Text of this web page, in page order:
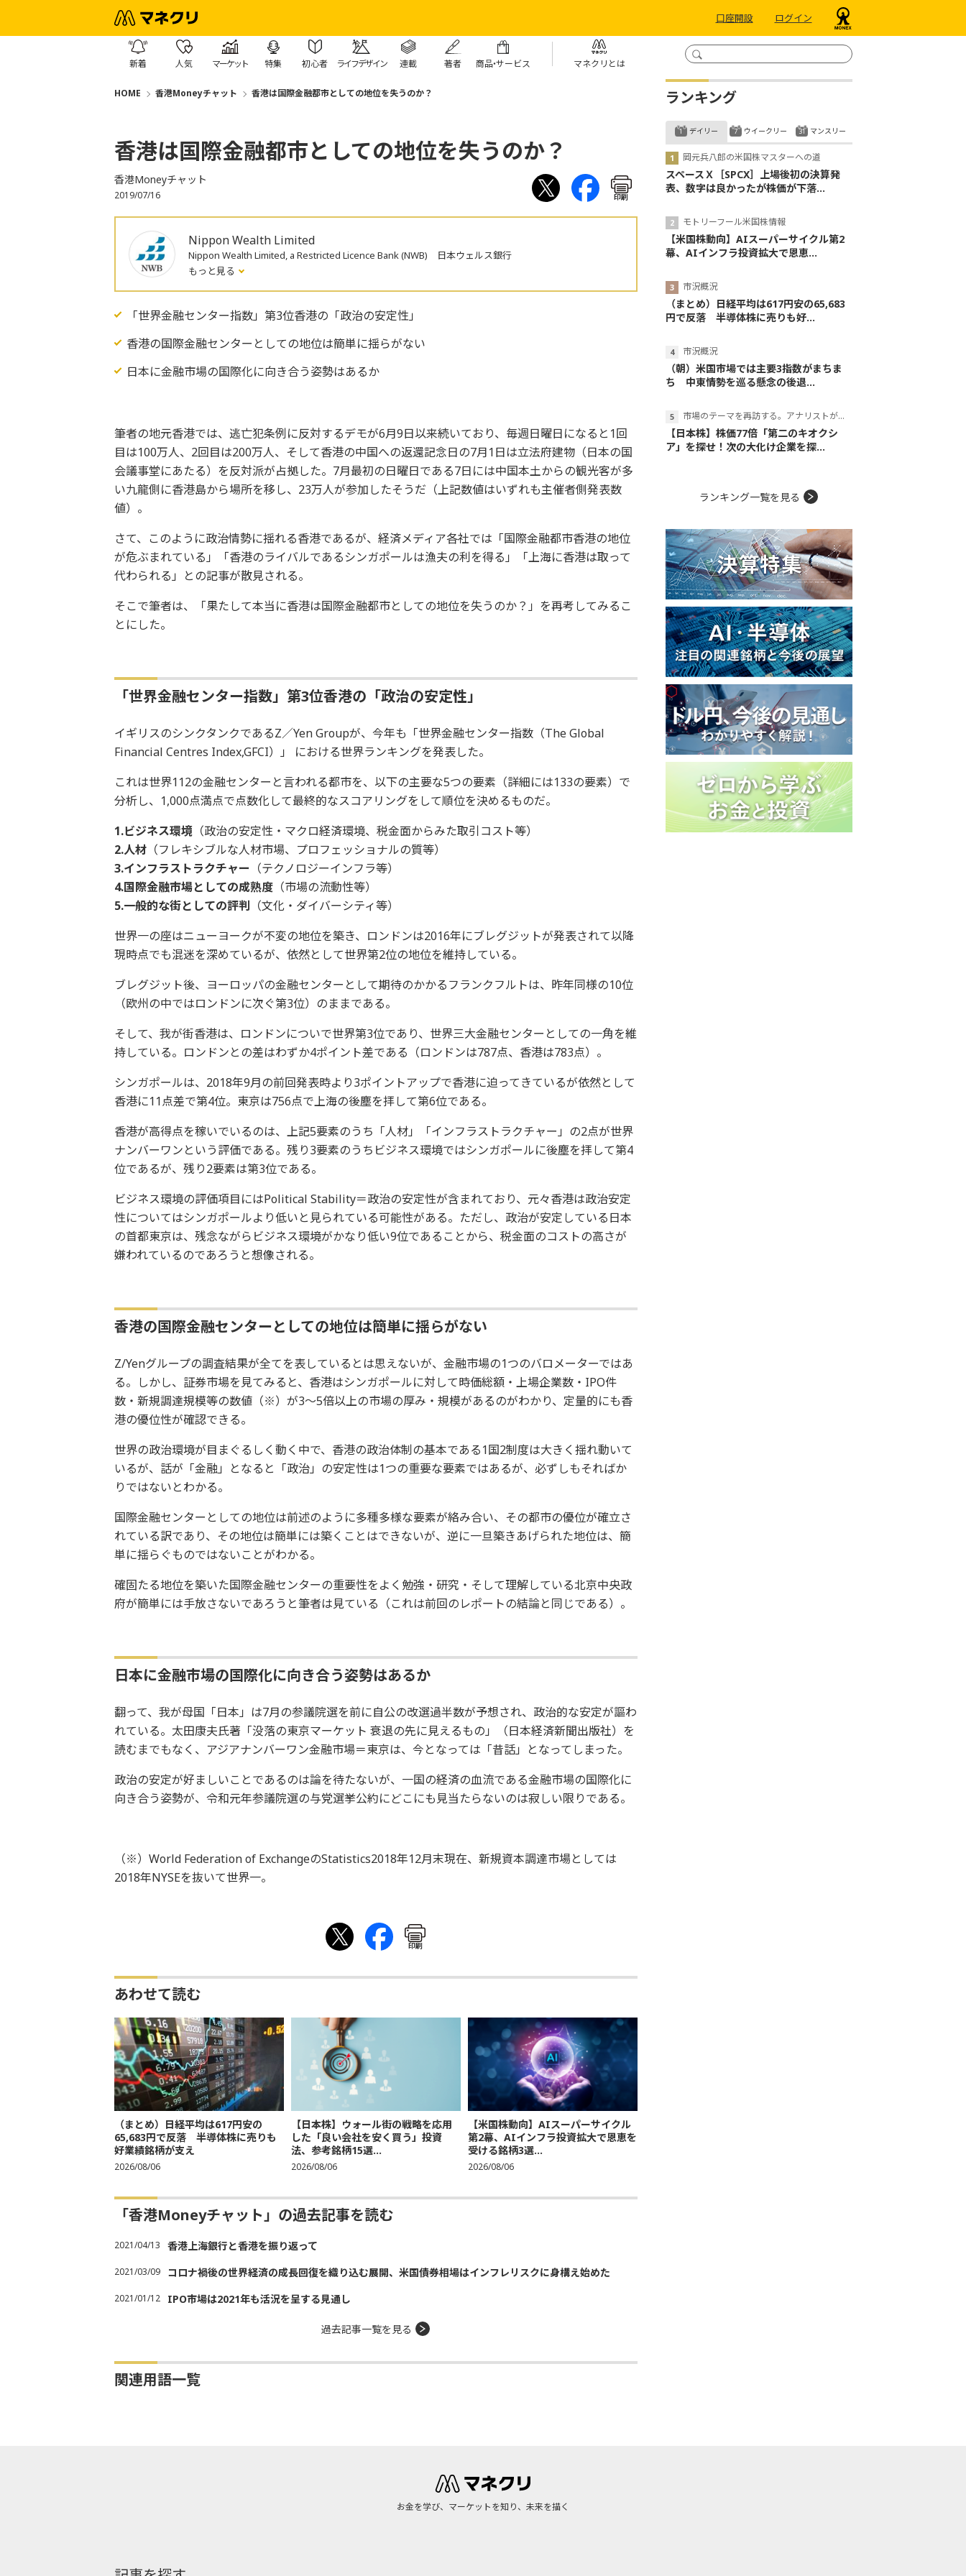
口座開設 ログイン
新着 人気 マーケット 特集 初心者 ライフデザイン 連載 著者 商品・サービス マネクリとは
HOME 香港Moneyチャット 香港は国際金融都市としての地位を失うのか？
香港は国際金融都市としての地位を失うのか？
香港Moneyチャット
2019/07/16 印刷
Nippon Wealth Limited
Nippon Wealth Limited, a Restricted Licence Bank (NWB) 日本ウェルス銀行
もっと見る
「世界金融センター指数」第3位香港の「政治の安定性」
香港の国際金融センターとしての地位は簡単に揺らがない
日本に金融市場の国際化に向き合う姿勢はあるか
筆者の地元香港では、逃亡犯条例に反対するデモが6月9日以来続いており、毎週日曜日になると1回
目は100万人、2回目は200万人、そして香港の中国への返還記念日の7月1日は立法府建物（日本の国
会議事堂にあたる）を反対派が占拠した。7月最初の日曜日である7日には中国本土からの観光客が多
い九龍側に香港島から場所を移し、23万人が参加したそうだ（上記数値はいずれも主催者側発表数
値）。
さて、このように政治情勢に揺れる香港であるが、経済メディア各社では「国際金融都市香港の地位
が危ぶまれている」「香港のライバルであるシンガポールは漁夫の利を得る」「上海に香港は取って
代わられる」との記事が散見される。
そこで筆者は、「果たして本当に香港は国際金融都市としての地位を失うのか？」を再考してみるこ
とにした。
「世界金融センター指数」第3位香港の「政治の安定性」
イギリスのシンクタンクであるZ／Yen Groupが、今年も「世界金融センター指数（The Global
Financial Centres Index,GFCI）」 における世界ランキングを発表した。
これは世界112の金融センターと言われる都市を、以下の主要な5つの要素（詳細には133の要素）で
分析し、1,000点満点で点数化して最終的なスコアリングをして順位を決めるものだ。
1.ビジネス環境（政治の安定性・マクロ経済環境、税金面からみた取引コスト等）
2.人材（フレキシブルな人材市場、プロフェッショナルの質等）
3.インフラストラクチャー （テクノロジーインフラ等）
4.国際金融市場としての成熟度（市場の流動性等）
5.一般的な街としての評判 （文化・ダイバーシティ等）
世界一の座はニューヨークが不変の地位を築き、ロンドンは2016年にブレグジットが発表されて以降
現時点でも混迷を深めているが、依然として世界第2位の地位を維持している。
ブレグジット後、ヨーロッパの金融センターとして期待のかかるフランクフルトは、昨年同様の10位
（欧州の中ではロンドンに次ぐ第3位）のままである。
そして、我が街香港は、ロンドンについで世界第3位であり、世界三大金融センターとしての一角を維
持している。ロンドンとの差はわずか4ポイント差である（ロンドンは787点、香港は783点）。
シンガポールは、2018年9月の前回発表時より3ポイントアップで香港に迫ってきているが依然として
香港に11点差で第4位。東京は756点で上海の後塵を拝して第6位である。
香港が高得点を稼いでいるのは、上記5要素のうち「人材」「インフラストラクチャー」の2点が世界
ナンバーワンという評価である。残り3要素のうちビジネス環境ではシンガポールに後塵を拝して第4
位であるが、残り2要素は第3位である。
ビジネス環境の評価項目にはPolitical Stability＝政治の安定性が含まれており、元々香港は政治安定
性についてはシンガポールより低いと見られている可能性がある。ただし、政治が安定している日本
の首都東京は、残念ながらビジネス環境がかなり低い9位であることから、税金面のコストの高さが
嫌われているのであろうと想像される。
香港の国際金融センターとしての地位は簡単に揺らがない
Z/Yenグループの調査結果が全てを表しているとは思えないが、金融市場の1つのバロメーターではあ
る。しかし、証券市場を見てみると、香港はシンガポールに対して時価総額・上場企業数・IPO件
数・新規調達規模等の数値（※）が3～5倍以上の市場の厚み・規模があるのがわかり、定量的にも香
港の優位性が確認できる。
世界の政治環境が目まぐるしく動く中で、香港の政治体制の基本である1国2制度は大きく揺れ動いて
いるが、話が「金融」となると「政治」の安定性は1つの重要な要素ではあるが、必ずしもそればか
りではないとわかる。
国際金融センターとしての地位は前述のように多種多様な要素が絡み合い、その都市の優位が確立さ
れている訳であり、その地位は簡単には築くことはできないが、逆に一旦築きあげられた地位は、簡
単に揺らぐものではないことがわかる。
確固たる地位を築いた国際金融センターの重要性をよく勉強・研究・そして理解している北京中央政
府が簡単には手放さないであろうと筆者は見ている（これは前回のレポートの結論と同じである）。
日本に金融市場の国際化に向き合う姿勢はあるか
翻って、我が母国「日本」は7月の参議院選を前に自公の改選過半数が予想され、政治的な安定が謳わ
れている。太田康夫氏著「没落の東京マーケット 衰退の先に見えるもの」（日本経済新聞出版社）を
読むまでもなく、アジアナンバーワン金融市場＝東京は、今となっては「昔話」となってしまった。
政治の安定が好ましいことであるのは論を待たないが、一国の経済の血流である金融市場の国際化に
向き合う姿勢が、令和元年参議院選の与党選挙公約にどこにも見当たらないのは寂しい限りである。
（※）World Federation of ExchangeのStatistics2018年12月末現在、新規資本調達市場としては
2018年NYSEを抜いて世界一。
印刷
あわせて読む
（まとめ）日経平均は617円安の
65,683円で反落 半導体株に売りも
好業績銘柄が支え
2026/08/06
【日本株】ウォール街の戦略を応用
した「良い会社を安く買う」投資
法、参考銘柄15選...
2026/08/06
【米国株動向】AIスーパーサイクル
第2幕、AIインフラ投資拡大で恩恵を
受ける銘柄3選...
2026/08/06
「香港Moneyチャット」の過去記事を読む
2021/04/13 香港上海銀行と香港を振り返って
2021/03/09 コロナ禍後の世界経済の成長回復を織り込む展開、米国債券相場はインフレリスクに身構え始めた
2021/01/12 IPO市場は2021年も活況を呈する見通し
過去記事一覧を見る
関連用語一覧
ランキング
デイリー
岡元兵八郎の米国株マスターへの道
スペースＸ［SPCX］上場後初の決算発
表、数字は良かったが株価が下落...
モトリーフール米国株情報
【米国株動向】AIスーパーサイクル第2
幕、AIインフラ投資拡大で恩恵...
市況概況
（まとめ）日経平均は617円安の65,683
円で反落 半導体株に売りも好...
市況概況
（朝）米国市場では主要3指数がまちま
ち 中東情勢を巡る懸念の後退...
市場のテーマを再訪する。アナリストが読み解くテーマの本質
【日本株】株価77倍「第二のキオクシ
ア」を探せ！次の大化け企業を探...
ウイークリー マンスリー
ランキング一覧を見る
お金を学び、マーケットを知り、未来を描く